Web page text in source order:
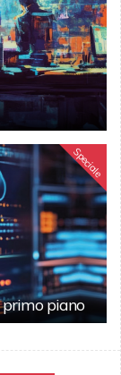
Speciale
piano